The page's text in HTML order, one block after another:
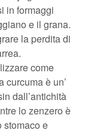
in formaggi
e il grana.
la perdita di
come
curcuma è un’
dall’antichità
lo zenzero è
stomaco e